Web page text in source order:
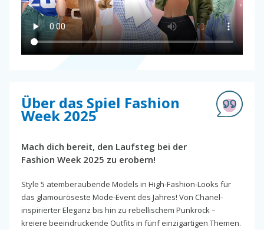
Über das Spiel Fashion
Week 2025
Mach dich bereit, den Laufsteg bei der
Fashion Week 2025 zu erobern!
Style 5 atemberaubende Models in High-Fashion-Looks für
das glamouröseste Mode-Event des Jahres! Von Chanel-
inspirierter Eleganz bis hin zu rebellischem Punkrock –
kreiere beeindruckende Outfits in fünf einzigartigen Themen.